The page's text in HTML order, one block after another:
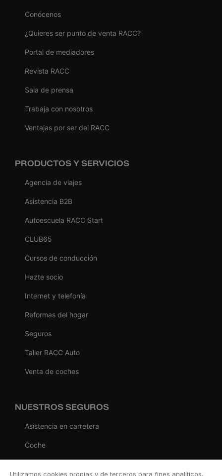
Conócenos
¿Quieres ser punto de venta RACC?
Portal de mediadores
Revista RACC
Sala de prensa
Trabaja con nosotros
Ventajas por ser del RACC
PRODUCTOS Y SERVICIOS
Agencia de viajes
Asistencia B2B
Autoescuela RACC Start
CLUB65
Cursos de conducción
Hazte socio
Internet y telefonía
Reformas del hogar
Seguros
Taller RACC Auto
Venta de coches
NUESTROS SEGUROS
Asistencia en carretera
Coche
Utilizamos cookies propias y de terceros para fines analíticos,